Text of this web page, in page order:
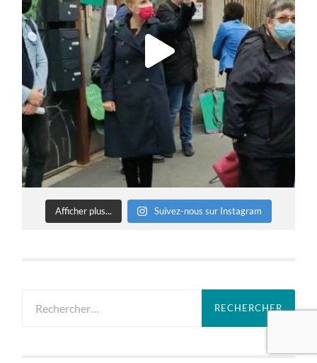
Afficher plus... Suivez-nous sur Instagram